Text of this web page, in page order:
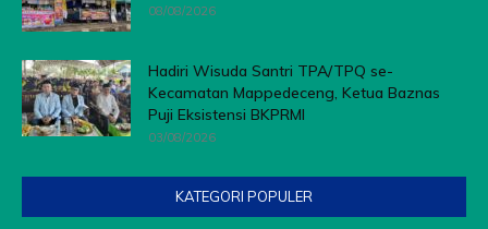
08/08/2026
Hadiri Wisuda Santri TPA/TPQ se-
Kecamatan Mappedeceng, Ketua Baznas
Puji Eksistensi BKPRMI
03/08/2026
KATEGORI POPULER